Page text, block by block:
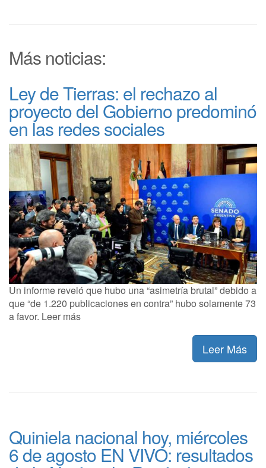
Más noticias:
Ley de Tierras: el rechazo al
proyecto del Gobierno predominó
en las redes sociales
Un informe reveló que hubo una “asimetría brutal” debido a
que “de 1.220 publicaciones en contra” hubo solamente 73
a favor. Leer más
Leer Más
Quiniela nacional hoy, miércoles
6 de agosto EN VIVO: resultados